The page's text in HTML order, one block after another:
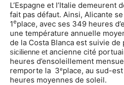
L’Espagne et l’Italie demeurent
fait pas défaut. Ainsi, Alicante
1eplace, avec ses 349 heures
une température annuelle
de la Costa Blanca est suivie de
sicilienne et ancienne cité
heures d’ensoleillement
remporte la 3eplace, au sud-
heures moyennes de soleil.